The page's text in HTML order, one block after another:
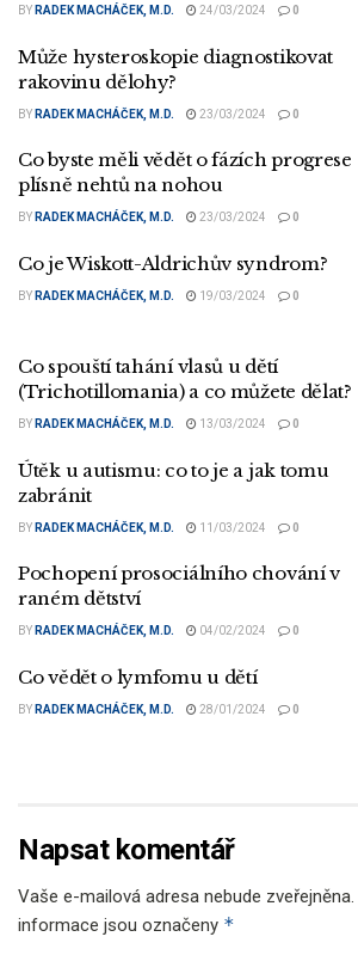
BY RADEK MACHÁČEK, M.D. 24/03/2024 0
Může hysteroskopie diagnostikovat
rakovinu dělohy?
BY RADEK MACHÁČEK, M.D. 23/03/2024 0
Co byste měli vědět o fázích progrese
plísně nehtů na nohou
BY RADEK MACHÁČEK, M.D. 23/03/2024 0
Co je Wiskott-Aldrichův syndrom?
BY RADEK MACHÁČEK, M.D. 19/03/2024 0
Co spouští tahání vlasů u dětí
(Trichotillomania) a co můžete dělat?
BY RADEK MACHÁČEK, M.D. 13/03/2024 0
Útěk u autismu: co to je a jak tomu
zabránit
BY RADEK MACHÁČEK, M.D. 11/03/2024 0
Pochopení prosociálního chování v
raném dětství
BY RADEK MACHÁČEK, M.D. 04/02/2024 0
Co vědět o lymfomu u dětí
BY RADEK MACHÁČEK, M.D. 28/01/2024 0
Napsat komentář
Vaše e-mailová adresa nebude zveřejněna.
informace jsou označeny *